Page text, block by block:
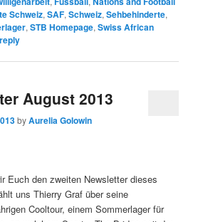
Schweiz,SAF,Schweiz,Sehbehinderte,
,STB Homepage,Swiss African
August 2013
byAurelia Golowin
Euch den zweiten Newsletter dieses
uns Thierry Graf über seine
Cooltour, einem Sommerlager für